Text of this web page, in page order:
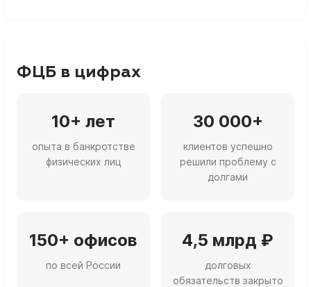
ФЦБ в цифрах
10+ лет
опыта в банкротстве
физических лиц
30 000+
клиентов успешно
решили проблему с
долгами
150+ офисов
по всей России
4,5 млрд ₽
долговых
обязательств закрыто